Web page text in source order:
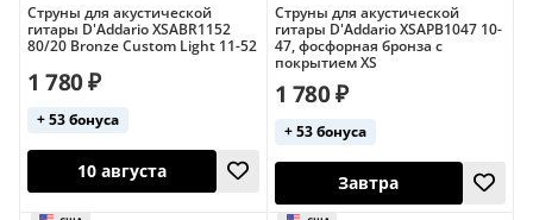
10 августа Завтра
Струны для акустической
гитары D'Addario XSABR1152
80/20 Bronze Custom Light 11-52
1 780 ₽
+ 53 бонуса
Струны для акустической
гитары D'Addario XSAPB1047 10-
47, фосфорная бронза с
покрытием XS
1 780 ₽
+ 53 бонуса